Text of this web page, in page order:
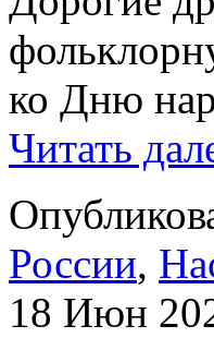
ко Дню
Читать
России,
18 Июн